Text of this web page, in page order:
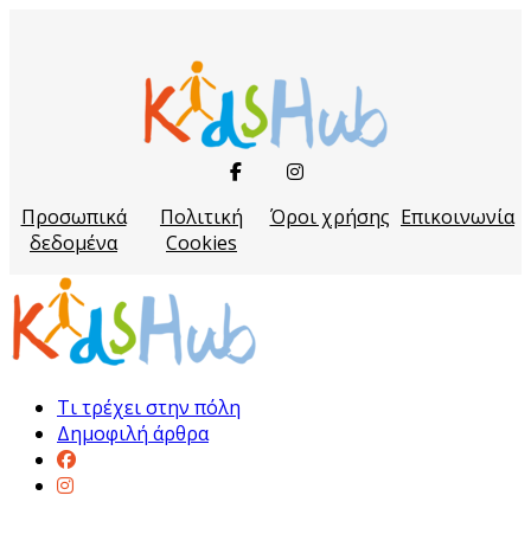
Προσωπικά
δεδομένα
Πολιτική
Cookies
Όροι χρήσης Επικοινωνία
Τι τρέχει στην πόλη
Δημοφιλή άρθρα